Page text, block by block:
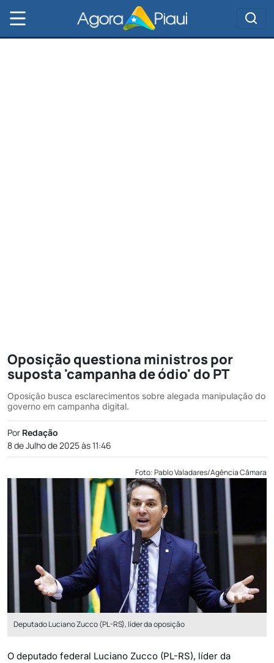
Oposição questiona ministros por
suposta 'campanha de ódio' do PT
Oposição busca esclarecimentos sobre alegada manipulação do
governo em campanha digital.
Por Redação
8 de Julho de 2025 às 11:46
Foto: Pablo Valadares/Agência Câmara
Deputado Luciano Zucco (PL-RS), líder da oposição
O deputado federal Luciano Zucco (PL-RS), líder da